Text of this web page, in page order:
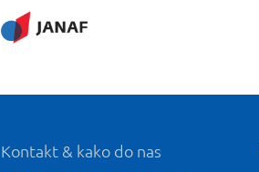
Kontakt & kako do nas